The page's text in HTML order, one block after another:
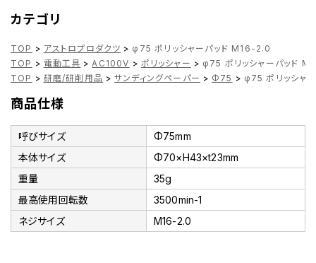
カテゴリ
TOP > アストロプロダクツ > φ75 ポリッシャーパッド M16-2.0
TOP > 電動工具 > AC100V > ポリッシャー > φ75 ポリッシャーパッド
TOP > 研磨/研削用品 > サンディングペーパー > Φ75 > φ75 ポリッシャ
商品仕様
呼びサイズ
Φ75mm
本体サイズ
Φ70×H43×t23mm
重量
35g
最高使用回転数
3500min-1
ネジサイズ
M16-2.0